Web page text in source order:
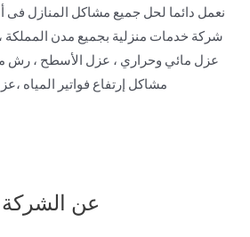
نعمل دائما لحل جميع مشاكل المنازل
شركة خدمات منزلية بجميع مدن المملكة
عزل مائي وحراري ، عزل الأسطح ، رش
مشاكل إرتفاع فواتير المياه
عن الشركة